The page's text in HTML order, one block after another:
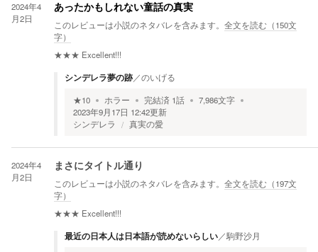
2024年4
月2日
あったかもしれない童話の真実
このレビューは小説のネタバレを含みます。 全文を読む（150文
字）
★★★ Excellent!!!
シンデレラ夢の跡／のいげる
★10 ホラー 完結済 1話 7,986文字
2023年9月17日 12:42更新
シンデレラ
真実の愛
2024年4
月2日
まさにタイトル通り
このレビューは小説のネタバレを含みます。 全文を読む（197文
字）
★★★ Excellent!!!
最近の日本人は日本語が読めないらしい／駒野沙月